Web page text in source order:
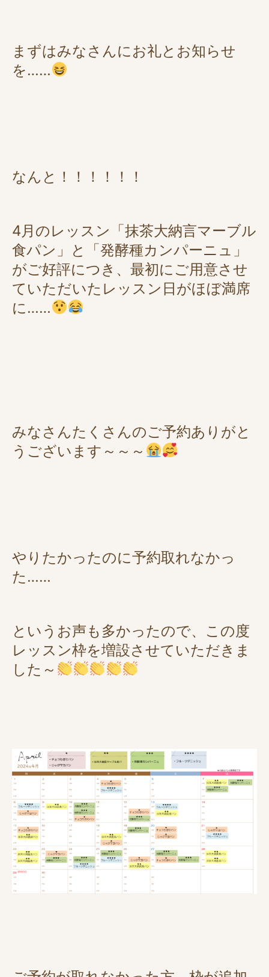
まずはみなさんにお礼とお知らせ
を……
なんと！！！！！！
4月のレッスン「抹茶大納言マーブル
食パン」と「発酵種カンパーニュ」
がご好評につき、最初にご用意させ
ていただいたレッスン日がほぼ満席
に……
みなさんたくさんのご予約ありがと
うございます～～～
やりたかったのに予約取れなかっ
た……
というお声も多かったので、この度
レッスン枠を増設させていただきま
した～